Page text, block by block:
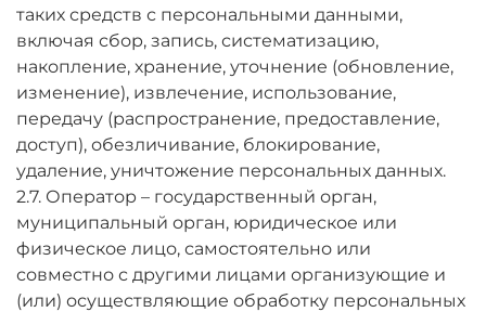
таких средств с персональными данными,
включая сбор, запись, систематизацию,
накопление, хранение, уточнение (обновление,
изменение), извлечение, использование,
передачу (распространение, предоставление,
доступ), обезличивание, блокирование,
удаление, уничтожение персональных данных.
2.7. Оператор – государственный орган,
муниципальный орган, юридическое или
физическое лицо, самостоятельно или
совместно с другими лицами организующие и
(или) осуществляющие обработку персональных